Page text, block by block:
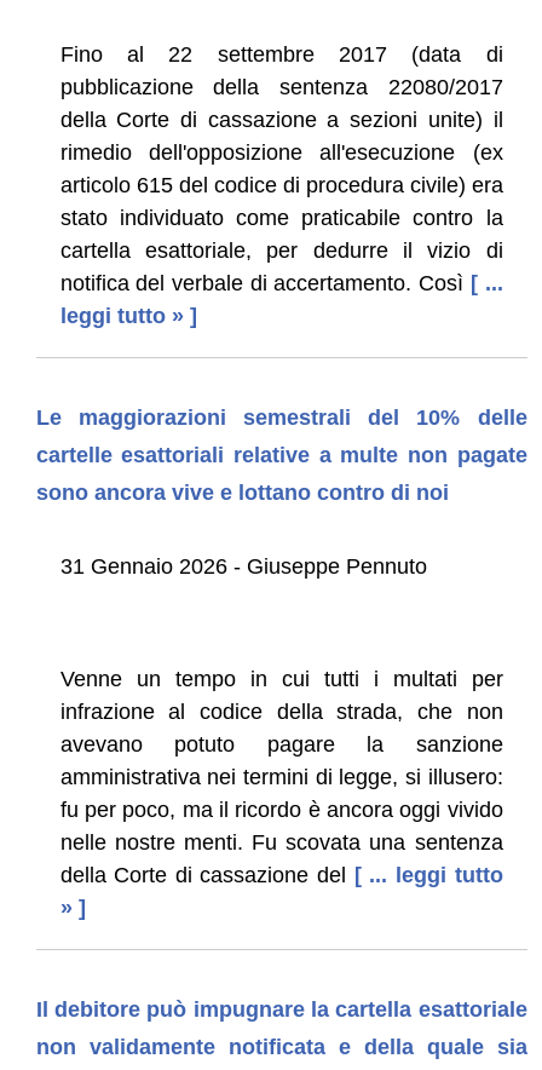
Fino al 22 settembre 2017 (data di
pubblicazione della sentenza 22080/2017
della Corte di cassazione a sezioni unite) il
rimedio dell'opposizione all'esecuzione (ex
articolo 615 del codice di procedura civile) era
stato individuato come praticabile contro la
cartella esattoriale, per dedurre il vizio di
notifica del verbale di accertamento. Così [ ...
leggi tutto » ]
Le maggiorazioni semestrali del 10% delle
cartelle esattoriali relative a multe non pagate
sono ancora vive e lottano contro di noi
31 Gennaio 2026 - Giuseppe Pennuto
Venne un tempo in cui tutti i multati per
infrazione al codice della strada, che non
avevano potuto pagare la sanzione
amministrativa nei termini di legge, si illusero:
fu per poco, ma il ricordo è ancora oggi vivido
nelle nostre menti. Fu scovata una sentenza
della Corte di cassazione del [ ... leggi tutto
» ]
Il debitore può impugnare la cartella esattoriale
non validamente notificata e della quale sia